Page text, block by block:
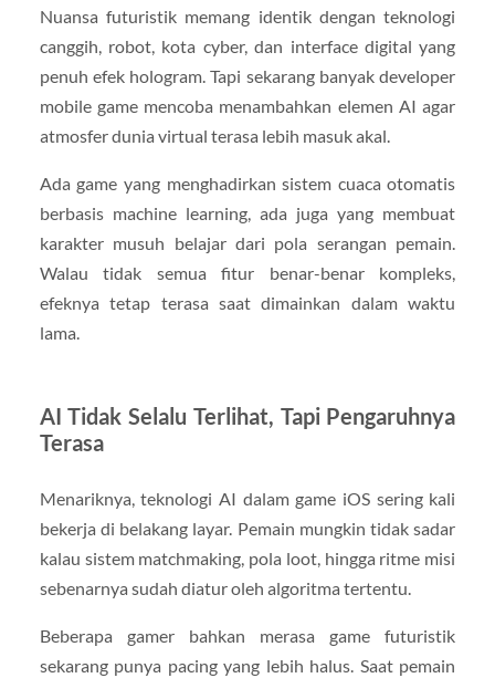
Nuansa futuristik memang identik dengan teknologi
canggih, robot, kota cyber, dan interface digital yang
penuh efek hologram. Tapi sekarang banyak developer
mobile game mencoba menambahkan elemen AI agar
atmosfer dunia virtual terasa lebih masuk akal.
Ada game yang menghadirkan sistem cuaca otomatis
berbasis machine learning, ada juga yang membuat
karakter musuh belajar dari pola serangan pemain.
Walau tidak semua fitur benar-benar kompleks,
efeknya tetap terasa saat dimainkan dalam waktu
lama.
AI Tidak Selalu Terlihat, Tapi Pengaruhnya
Terasa
Menariknya, teknologi AI dalam game iOS sering kali
bekerja di belakang layar. Pemain mungkin tidak sadar
kalau sistem matchmaking, pola loot, hingga ritme misi
sebenarnya sudah diatur oleh algoritma tertentu.
Beberapa gamer bahkan merasa game futuristik
sekarang punya pacing yang lebih halus. Saat pemain